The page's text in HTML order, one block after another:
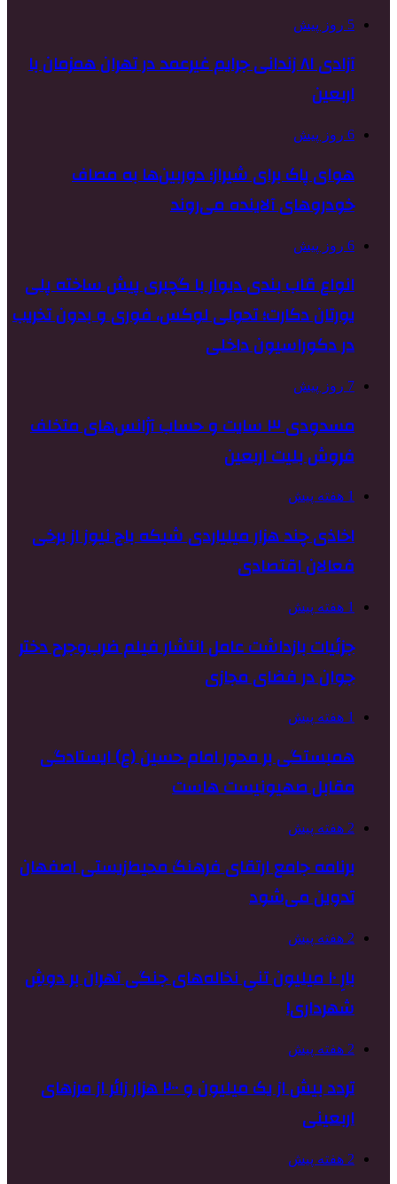
5 روز پیش
آزادی ۸۱ زندانی جرایم غیرعمد در تهران همزمان با
اربعین
6 روز پیش
هوای پاک برای شیراز؛ دوربین‌ها به مصاف
خودروهای آلاینده می‌روند
6 روز پیش
انواع قاب بندی دیوار با گچبری پیش ساخته پلی
یورتان دکارت؛ تحولی لوکس، فوری و بدون تخریب
در دکوراسیون داخلی
7 روز پیش
مسدودی ۳ سایت و حساب آژانس‌های متخلف
فروش بلیت اربعین
1 هفته پیش
اخاذی چند هزار میلیاردی شبکه باج نیوز از برخی
فعالان اقتصادی
1 هفته پیش
جزئیات بازداشت عامل انتشار فیلم ضرب‌وجرح دختر
جوان در فضای مجازی
1 هفته پیش
همبستگی بر محور امام حسین (ع) ایستادگی
مقابل صهیونیست هاست
2 هفته پیش
برنامه جامع ارتقای فرهنگ محیط‌زیستی اصفهان
تدوین می‌شود
2 هفته پیش
بارِ ۱۰ میلیون تنیِ نخاله‌های جنگی تهران بر دوشِ
شهرداری!
2 هفته پیش
تردد بیش از یک میلیون و ۲۰۰ هزار زائر از مرزهای
اربعینی
2 هفته پیش